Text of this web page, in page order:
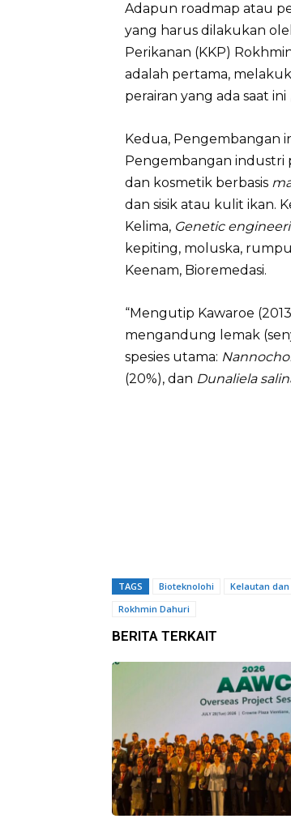
Adapun roadmap atau
yang harus dilakukan
Perikanan (KKP)
adalah pertama,
perairan yang ada saat ini
Kedua, Pengembangan
Pengembangan industri
dan kosmetik berbasis
dan sisik atau kulit ikan.
Kelima, Genetic
kepiting, moluska,
Keenam, Bioremedasi.
“Mengutip Kawaroe
mengandung lemak
spesies utama:
(20%), dan Dunaliela
TAGS Bioteknolohi Kelautan
Rokhmin Dahuri
BERITA TERKAIT